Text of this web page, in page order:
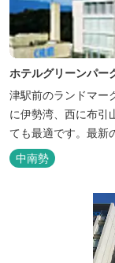
ホテルグリーンパー
津駅前のランドマー
に伊勢湾、西に布引
ても最適です。最新
中南勢